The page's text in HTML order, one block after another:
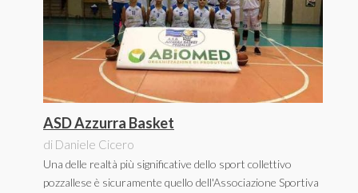
ASD Azzurra Basket
di Daniele Cicero
Una delle realtà più significative dello sport collettivo
pozzallese è sicuramente quello dell'Associazione Sportiva